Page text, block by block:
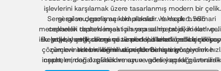
işlevlerini karşılamak üzere tasarlanmış modern bir çelik
sergi ve depolama kompleksidir. Yaklaşık 1.585
metrekarelik toplam inşaat alanına sahip proje, iki katlı
iskeletli bir sergi salonunu ve portal iskeletli çelik bir
tek bir verimli düzende birleştiriyor.
Sergi salonu, geniş açıklıklı alanları ve modern mimari
cepheleri desteklemek için yapısal metal dikmeler ve
yapısal çelik dikme çözümleri kullanan özel bir çelik
çerçeve sistemi benimsemiştir. Geniş cam giydirme
cepheler, doğal ışıklandırmayı ve görsel açıklığı artırarak
Bu proje, yurtdışı sergi ve ticari depo binalarında çelik
çözümlerinin esnekliğini ve performansını göstererek
inşaat, mimari özgürlük ve uzun vadeli yapısal güvenilirlik